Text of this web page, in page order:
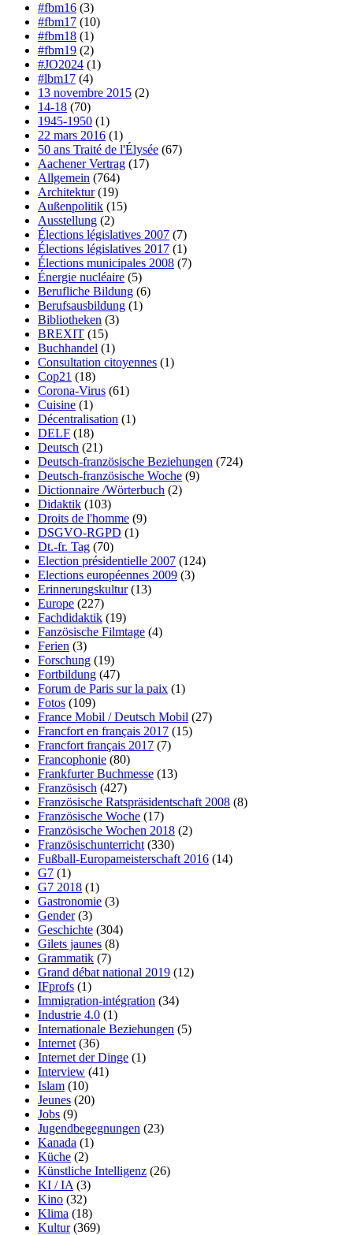
#fbm16 (3)
#fbm17 (10)
#fbm18 (1)
#fbm19 (2)
#JO2024 (1)
#lbm17 (4)
13 novembre 2015 (2)
14-18 (70)
1945-1950 (1)
22 mars 2016 (1)
50 ans Traité de l'Élysée (67)
Aachener Vertrag (17)
Allgemein (764)
Architektur(19)
Außenpolitik (15)
Ausstellung (2)
Élections législatives 2007 (7)
Élections législatives 2017 (1)
Élections municipales 2008 (7)
Énergie nucléaire (5)
Berufliche Bildung (6)
Berufsausbildung (1)
Bibliotheken (3)
BREXIT (15)
Buchhandel (1)
Consultation citoyennes (1)
Cop21 (18)
Corona-Virus (61)
Cuisine (1)
Décentralisation (1)
DELF (18)
Deutsch (21)
Deutsch-französische Beziehungen (724)
Deutsch-französische Woche (9)
Dictionnaire /Wörterbuch (2)
Didaktik (103)
Droits de l'homme (9)
DSGVO-RGPD (1)
Dt.-fr. Tag (70)
Election présidentielle 2007 (124)
Elections européennes 2009 (3)
Erinnerungskultur(13)
Europe (227)
Fachdidaktik (19)
Fanzösische Filmtage (4)
Ferien (3)
Forschung (19)
Fortbildung (47)
Forum de Paris sur la paix (1)
Fotos (109)
France Mobil / Deutsch Mobil (27)
Francfort en français 2017 (15)
Francfort français 2017 (7)
Francophonie (80)
Frankfurter Buchmesse (13)
Französisch (427)
Französische Ratspräsidentschaft 2008 (8)
Französische Woche (17)
Französische Wochen 2018 (2)
Französischunterricht (330)
Fußball-Europameisterschaft 2016 (14)
G7 (1)
G7 2018 (1)
Gastronomie (3)
Gender(3)
Geschichte (304)
Gilets jaunes (8)
Grammatik (7)
Grand débat national 2019 (12)
IFprofs (1)
Immigration-intégration (34)
Industrie 4.0 (1)
Internationale Beziehungen (5)
Internet (36)
Internet der Dinge (1)
Interview (41)
Islam (10)
Jeunes (20)
Jobs (9)
Jugendbegegnungen (23)
Kanada (1)
Küche (2)
Künstliche Intelligenz (26)
KI / IA (3)
Kino (32)
Klima (18)
Kultur(369)